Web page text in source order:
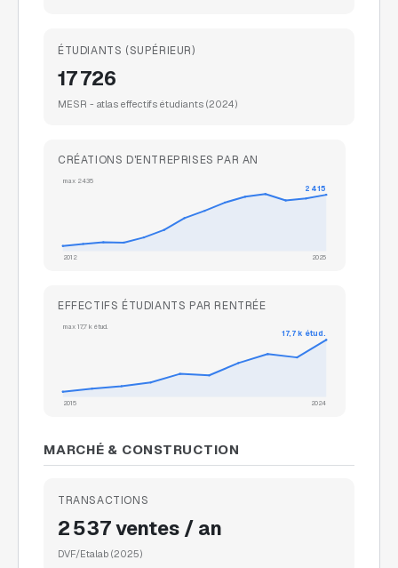
ÉTUDIANTS (SUPÉRIEUR)
17 726
MESR - atlas effectifs étudiants (2024)
CRÉATIONS D'ENTREPRISES PAR AN
max 2 435
2012 2025
2 415
EFFECTIFS ÉTUDIANTS PAR RENTRÉE
max 17,7 k étud.
2015 2024
17,7 k étud.
MARCHÉ & CONSTRUCTION
TRANSACTIONS
2 537 ventes / an
DVF/Etalab (2025)